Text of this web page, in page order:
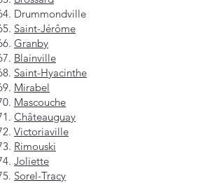
Drummondville
Saint-Jérôme
Granby
Blainville
Saint-Hyacinthe
Mirabel
Mascouche
Châteauguay
Victoriaville
Rimouski
Joliette
Sorel-Tracy